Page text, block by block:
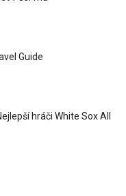
Guide
hráči White Sox All